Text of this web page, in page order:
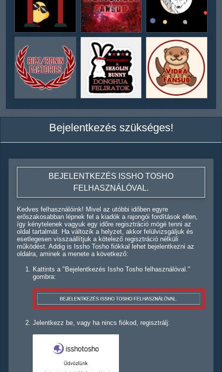
Bejelentkezés szükséges!
BEJELENTKEZÉS ISSHO TOSHO
FELHASZNÁLÓVAL.
Kedves felhasználóink! Mivel az utóbbi időben egyre
erőszakosabban lépnek fel a kiadók a rajongói fordítások ellen,
így kénytelenek vagyuk egy időre regisztráció mögé tenni az
oldal tartalmát. Ha változik a helyzet, akkor felülvizsgáljuk és
esetlegesen visszaállítjuk a kötelező regisztráció nélküli
működést. Addig is Issho Tosho fiókkal lehet bejelentkezni az
oldalra, aminek a menete a következő:
Kattints a "Bejelentkezés Issho Tosho felhasználóval."
gombra:
Jelentkezz be, vagy ha nincs fiókod, regisztrálj: